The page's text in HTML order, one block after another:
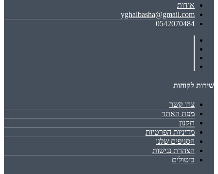
אודות
yghalbasha@gmail.com
0542070484
שירות לקוחות
צרו קשר
מפת האתר
תקנון
מדיניות הפרטיות
הסניפים שלנו
הצהרת נגישות
ביטולים